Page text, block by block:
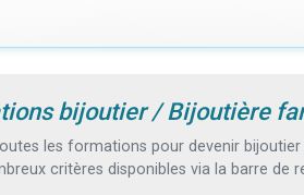
bijoutier / Bijoutière
les formations pour devenir bijoutier
critères disponibles via la barre de